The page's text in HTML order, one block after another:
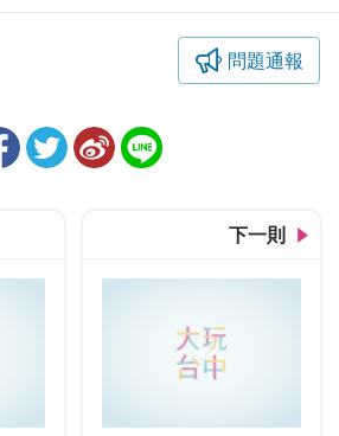
問題通報
下一則